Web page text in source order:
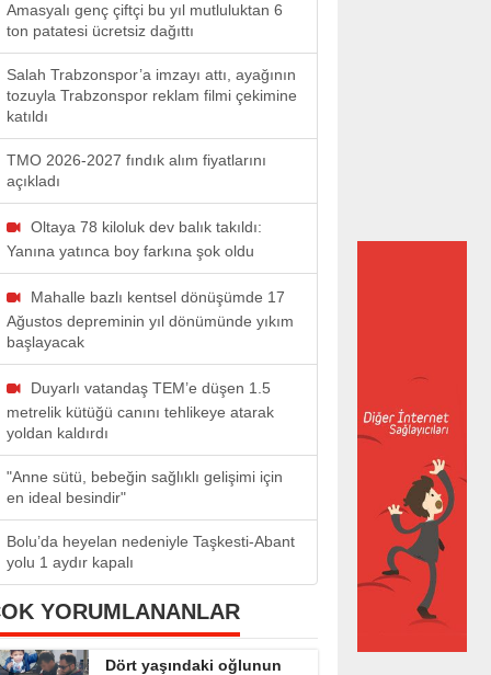
Amasyalı genç çiftçi bu yıl mutluluktan 6
ton patatesi ücretsiz dağıttı
Salah Trabzonspor’a imzayı attı, ayağının
tozuyla Trabzonspor reklam filmi çekimine
katıldı
TMO 2026-2027 fındık alım fiyatlarını
açıkladı
Oltaya 78 kiloluk dev balık takıldı:
Yanına yatınca boy farkına şok oldu
Mahalle bazlı kentsel dönüşümde 17
Ağustos depreminin yıl dönümünde yıkım
başlayacak
Duyarlı vatandaş TEM’e düşen 1.5
metrelik kütüğü canını tehlikeye atarak
yoldan kaldırdı
"Anne sütü, bebeğin sağlıklı gelişimi için
en ideal besindir"
Bolu’da heyelan nedeniyle Taşkesti-Abant
yolu 1 aydır kapalı
YORUMLANANLAR
Dört yaşındaki oğlunun